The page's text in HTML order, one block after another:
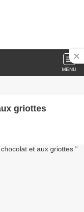
MENU
griottes